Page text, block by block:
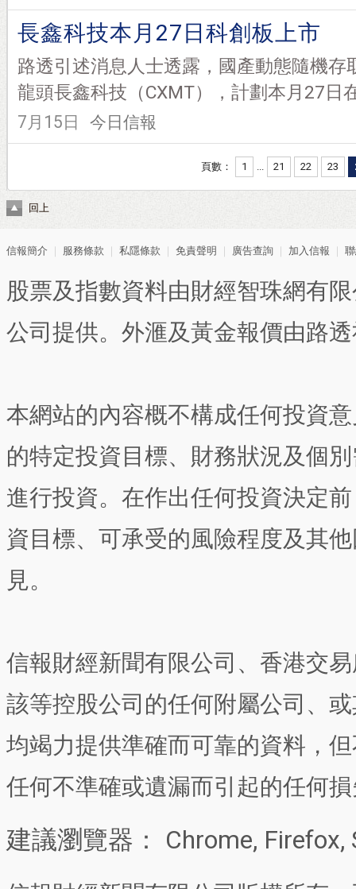
長鑫科技本月27日科創板上市
路透引述消息人士透露，國產動態隨機存
龍頭長鑫科技（CXMT），計劃本月27日
7月15日 今日信報
頁數： 1 21 22 23
回上
信報簡介 服務條款 私隱條款 免責聲明 廣告查詢 加入信報
股票及指數資料由財經智珠網有
公司提供。外滙及黃金報價由路
本網站的內容概不構成任何投資
的特定投資目標、財務狀況及個
進行投資。在作出任何投資決定
資目標、可承受的風險程度及其
見。
信報財經新聞有限公司、香港交
該等控股公司的任何附屬公司、
均竭力提供準確而可靠的資料，
任何不準確或遺漏而引起的任何
建議瀏覽器： Chrome, Firefox,